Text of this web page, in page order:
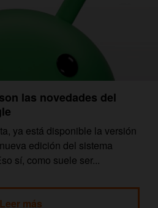
las novedades del
ya está disponible la versión
edición del sistema
sí, como suele ser...
Leer más